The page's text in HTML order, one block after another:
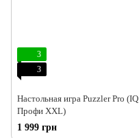
3
3
Настольная игра Puzzler Pro (IQ
Профи XXL)
1 999 грн